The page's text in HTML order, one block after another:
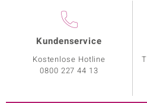
Kundenservice
Kostenlose Hotline
0800 227 44 13